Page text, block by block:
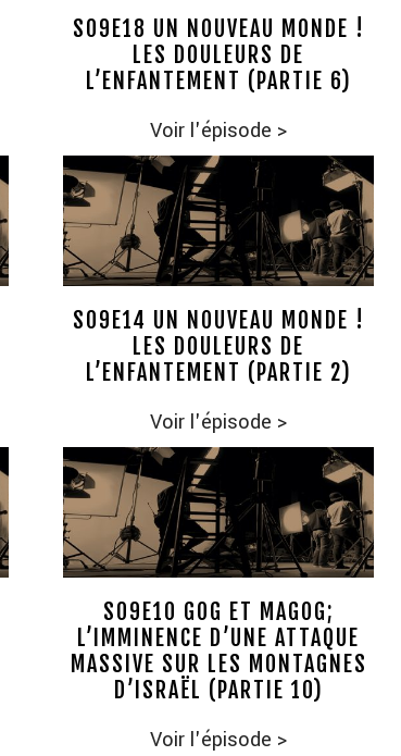
S09E18 UN NOUVEAU MONDE !
LES DOULEURS DE
L’ENFANTEMENT (PARTIE 6)
Voir l'épisode >
S09E14 UN NOUVEAU MONDE !
LES DOULEURS DE
L’ENFANTEMENT (PARTIE 2)
Voir l'épisode >
S09E10 GOG ET MAGOG;
L’IMMINENCE D’UNE ATTAQUE
MASSIVE SUR LES MONTAGNES
D’ISRAËL (PARTIE 10)
Voir l'épisode >